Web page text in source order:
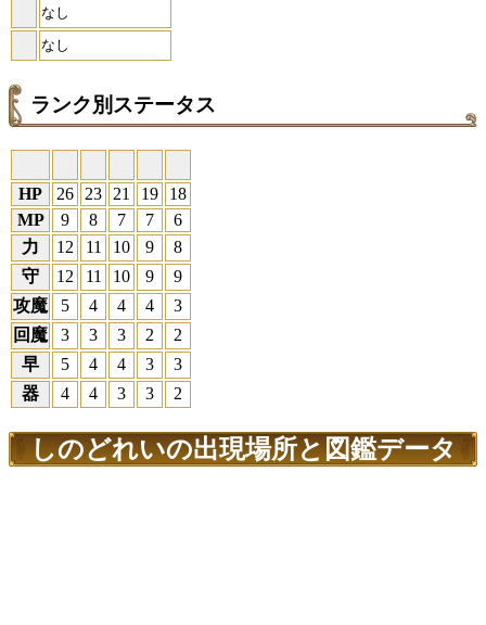
なし
なし
ランク別ステータス
HP 26 23 21 19
18
MP
9 8 7 7
6
力
12 11 10 9
8
守
12 11 10 9
9
攻魔
5 4 4 4
3
回魔
3 3 3 2
2
早
5 4 4 3
3
器
4 4 3 3 2
しのどれいの出現場所と図鑑データ